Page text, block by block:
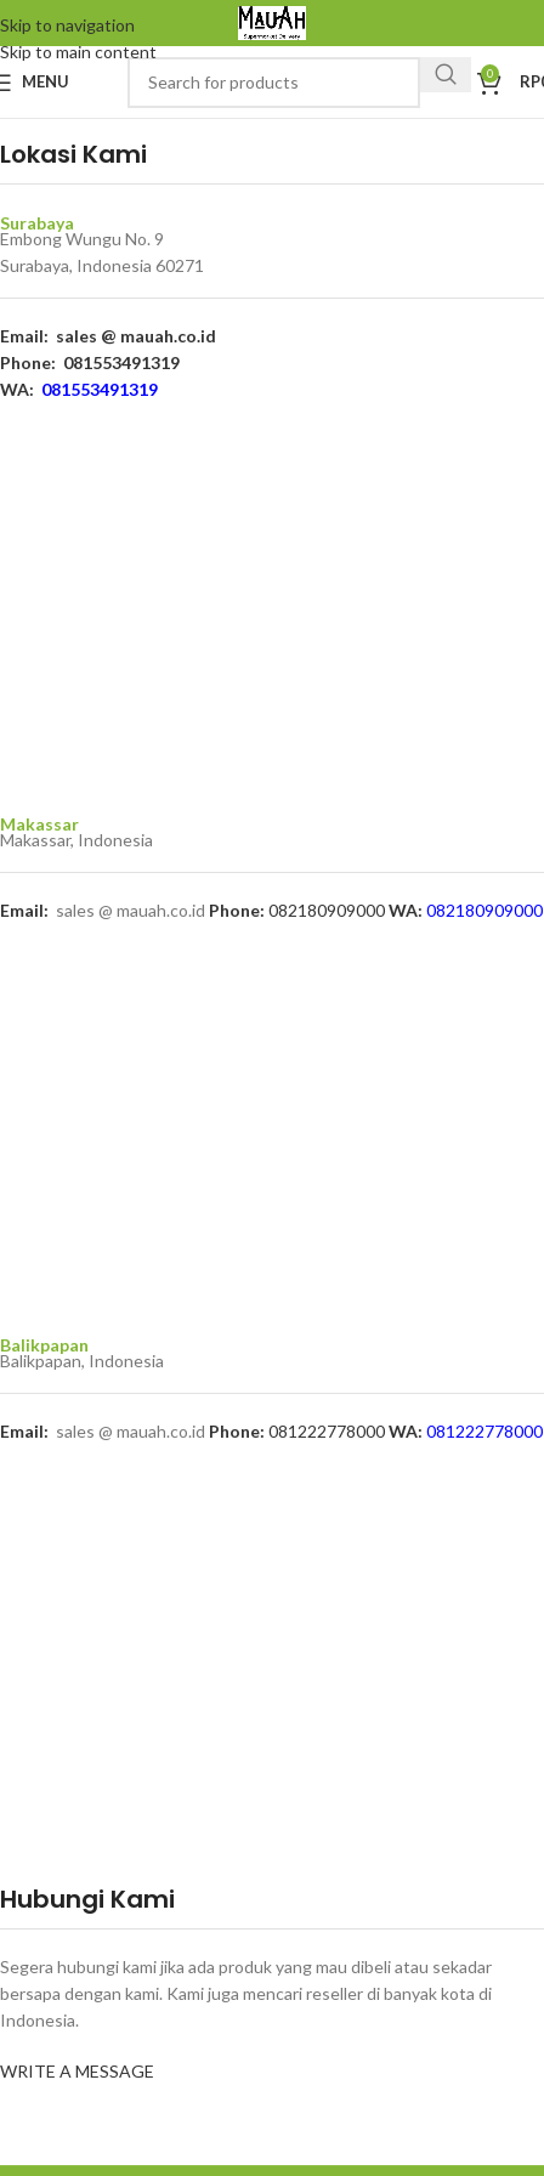
Skip to navigation
Skip to main content
MENU 0 RP
Lokasi Kami
Surabaya
Embong Wungu No. 9
Surabaya, Indonesia 60271
Email: sales @ mauah.co.id
Phone: 081553491319
WA: 081553491319
Makassar
Makassar, Indonesia
Email: sales @ mauah.co.id Phone: 082180909000WA: 082180909000
Balikpapan
Balikpapan, Indonesia
Email: sales @ mauah.co.id Phone: 081222778000WA: 081222778000
Hubungi Kami
Segera hubungi kami jika ada produk yang mau dibeli atau sekadar
bersapa dengan kami. Kami juga mencari reseller di banyak kota di
Indonesia.
WRITE A MESSAGE